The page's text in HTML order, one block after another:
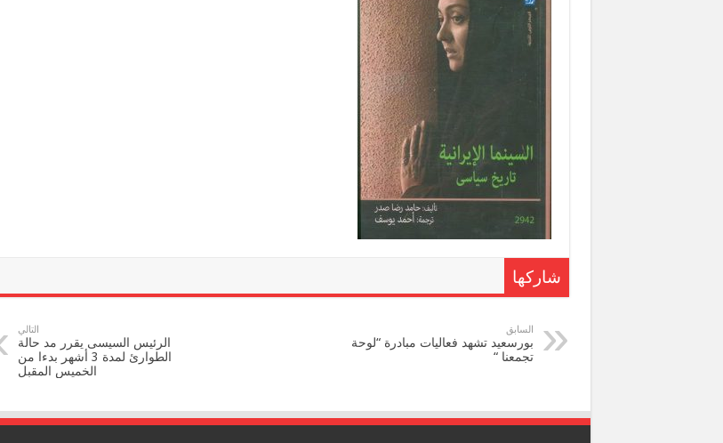
شاركها
السابق
بورسعيد تشهد فعاليات مبادرة “لوحة
تجمعنا “
التالي
الرئيس السيسى يقرر مد حالة
الطوارئ لمدة 3 أشهر بدءا من
الخميس المقبل